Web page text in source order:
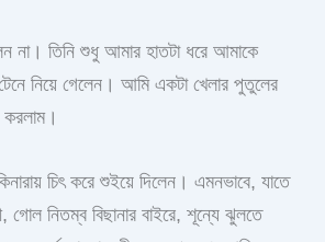
না। তিনি শুধু আমার হাতটা ধরে আমাকে
টেনে নিয়ে গেলেন। আমি একটা খেলার পুতুলের
করলাম।
চিৎ করে শুইয়ে দিলেন। এমনভাবে, যাতে
গোল নিতম্ব বিছানার বাইরে, শূন্যে ঝুলতে